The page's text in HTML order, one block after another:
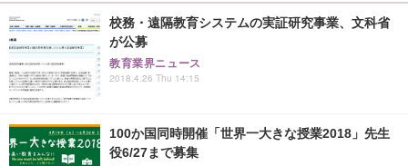
校務・遠隔教育システムの実証研究事業、文科省
が公募
教育業界ニュース
2018.4.26 Thu 14:15
100か国同時開催「世界一大きな授業2018」先生
役6/27まで募集